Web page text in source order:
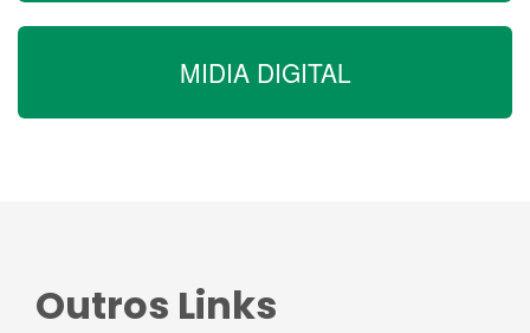
MIDIA DIGITAL
Outros Links